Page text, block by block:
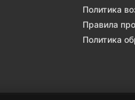
Политика
Правила
Политика